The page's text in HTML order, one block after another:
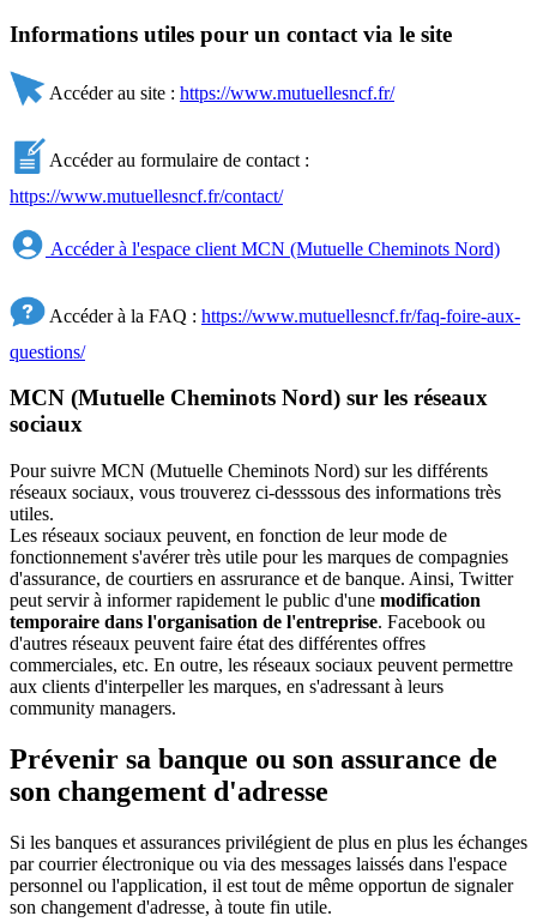
Informations utiles pour un contact via le site
Accéder au site : https://www.mutuellesncf.fr/
Accéder au formulaire de contact :
https://www.mutuellesncf.fr/contact/
Accéder à l'espace client MCN (Mutuelle Cheminots Nord)
Accéder à la FAQ : https://www.mutuellesncf.fr/faq-foire-aux-
questions/
MCN (Mutuelle Cheminots Nord) sur les réseaux
sociaux
Pour suivre MCN (Mutuelle Cheminots Nord) sur les différents
réseaux sociaux, vous trouverez ci-desssous des informations très
utiles.
Les réseaux sociaux peuvent, en fonction de leur mode de
fonctionnement s'avérer très utile pour les marques de compagnies
d'assurance, de courtiers en assrurance et de banque. Ainsi, Twitter
peut servir à informer rapidement le public d'une modification
temporaire dans l'organisation de l'entreprise. Facebook ou
d'autres réseaux peuvent faire état des différentes offres
commerciales, etc. En outre, les réseaux sociaux peuvent permettre
aux clients d'interpeller les marques, en s'adressant à leurs
community managers.
Prévenir sa banque ou son assurance de
son changement d'adresse
Si les banques et assurances privilégient de plus en plus les échanges
par courrier électronique ou via des messages laissés dans l'espace
personnel ou l'application, il est tout de même opportun de signaler
son changement d'adresse, à toute fin utile.